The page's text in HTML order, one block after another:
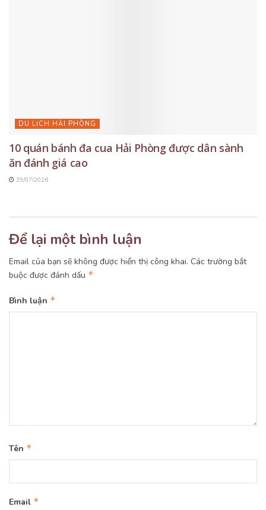
DU LỊCH HẢI PHÒNG
10 quán bánh đa cua Hải Phòng được dân sành
ăn đánh giá cao
29/07/2026
Để lại một bình luận
Email của bạn sẽ không được hiển thị công khai. Các trường bắt
buộc được đánh dấu *
Bình luận *
Tên *
Email *